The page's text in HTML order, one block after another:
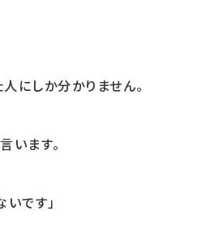
にしか分かりません。
います。
いです」